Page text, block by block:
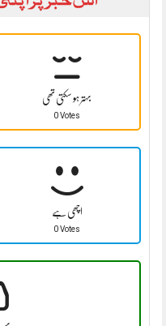
بہتر ہو سکتی تھی
0 Votes
اچھی ہے
0 Votes